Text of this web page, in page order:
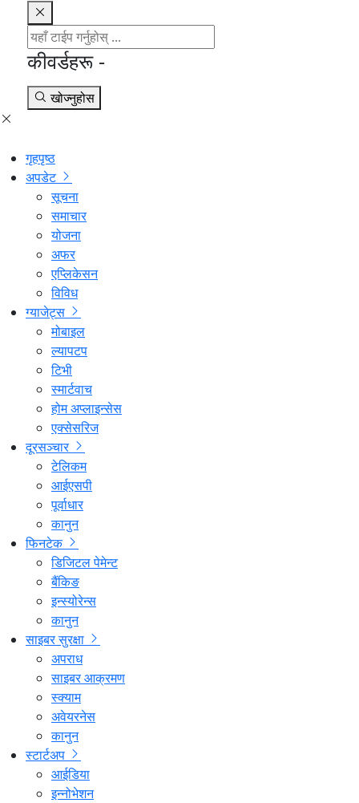
कीवर्डहरू -
खोज्नुहोस
गृहपृष्ठ
अपडेट
सूचना
समाचार
योजना
अफर
एप्लिकेसन
विविध
ग्याजेट्स
मोबाइल
ल्यापटप
टिभी
स्मार्टवाच
होम अप्लाइन्सेस
एक्सेसरिज
दूरसञ्चार
टेलिकम
आईएसपी
पूर्वाधार
कानुन
फिनटेक
डिजिटल पेमेन्ट
बैंकिङ
इन्स्योरेन्स
कानुन
साइबर सुरक्षा
अपराध
साइबर आक्रमण
स्क्याम
अवेयरनेस
कानुन
स्टार्टअप
आईडिया
इन्नोभेशन